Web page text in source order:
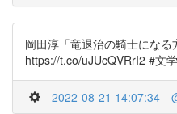
岡田淳「竜退治の騎士にな
https://t.co/uJUcQVRrI2 #文学
2022-08-21 14:07:34